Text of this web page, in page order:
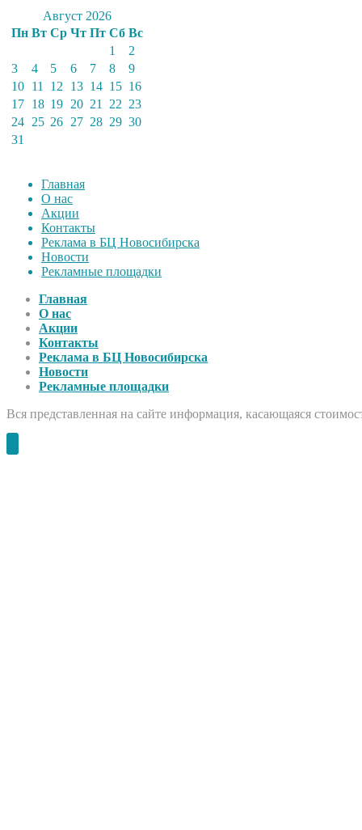
Август 2026
Пн Вт Ср Чт Пт Сб Вс
1
2
3
4 5 6 7 8
9
10 11 12 13 14 15 16
17 18 19 20 21 22 23
24 25 26 27 28 29 30
31
Главная
О нас
Акции
Контакты
Реклама в БЦ Новосибирска
Новости
Рекламные площадки
Главная
О нас
Акции
Контакты
Реклама в БЦ Новосибирска
Новости
Рекламные площадки
Вся представленная на сайте информация, касающаяся